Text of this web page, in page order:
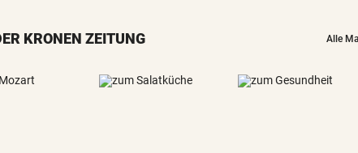
KRONEN ZEITUNG Alle